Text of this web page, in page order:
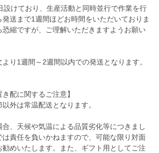
設けており、生産活動と同時並行で作業を行
発送まで1週間ほどお時間をいただいておりま
縮ですが、ご理解いただきますようお願い
より1週間～2週間以内での発送となります。
き配に関するご注意】
外は常温配送となります。
、天候や気温による品質劣化等につきまし
は責任を負いかねますので、可能な限り対面
勧めいたします。また、ギフト用としてご注